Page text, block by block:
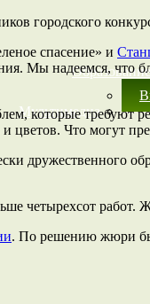
Образование
Мультимедиа
городского
спасение» и
Мы надеемся, что
которые требуют
цветов. Что могут
дружественного
четырехсот
. По решению жюри